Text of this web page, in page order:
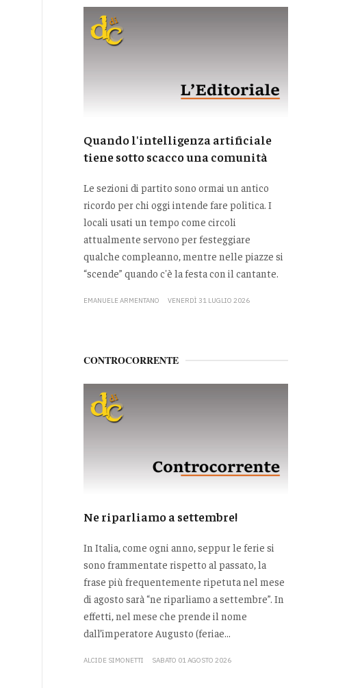
Quando l'intelligenza artificiale
tiene sotto scacco una comunità
Le sezioni di partito sono ormai un antico
ricordo per chi oggi intende fare politica. I
locali usati un tempo come circoli
attualmente servono per festeggiare
qualche compleanno, mentre nelle piazze si
“scende” quando c'è la festa con il cantante.
EMANUELE ARMENTANO VENERDÌ 31 LUGLIO 2026
CONTROCORRENTE
Ne riparliamo a settembre!
In Italia, come ogni anno, seppur le ferie si
sono frammentate rispetto al passato, la
frase più frequentemente ripetuta nel mese
di agosto sarà “ne riparliamo a settembre”. In
effetti, nel mese che prende il nome
dall’imperatore Augusto (feriae...
ALCIDE SIMONETTI SABATO 01 AGOSTO 2026